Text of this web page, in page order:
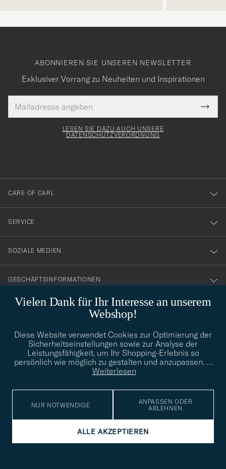
Vielen Dank für Ihr Interesse an unserem
Webshop!
Diese Website verwendet Cookies zur Optimierung der
Sicherheitseinstellungen sowie zur Analyse der
Leistungsfähigkeit, um Ihr Shopping-Erlebnis so
persönlich wie möglich zu gestalten und anzupassen. …
Weiterlesen
NUR NOTWENDIGE
ANPASSEN ODER
ABLEHNEN
ALLE AKZEPTIEREN
ABONNIEREN SIE UNSEREN NEWSLETTER
Exklusiver Vorrang zu Neuheiten und Inspirationen
Mail
Adresse
Tack
för
dig
till
vårt
nyhetsbrev!
LESEN SIE DAZU AUCH UNSERE
DATENSCHUTZVERORDNUNG
CARE OF CARL
SERVICE
SOZIALE MEDIEN
GESCHÄFTSINFORMATIONEN
info@careofcarl.de
Benötigen Sie Hilfe bei der Suche nach Ihrem persönlichen Stil?
Wenden Sie sich an uns, wir helfen Ihnen gerne weiter!